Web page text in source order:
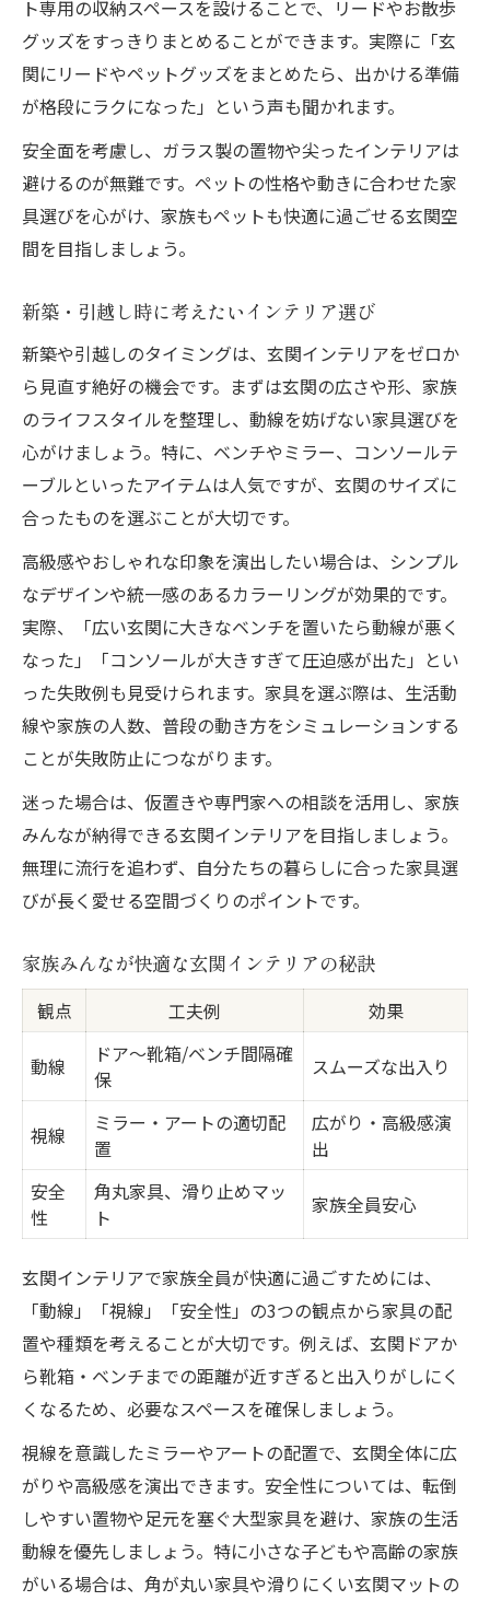
ト専用の収納スペースを設けることで、リードやお散歩
グッズをすっきりまとめることができます。実際に「玄
関にリードやペットグッズをまとめたら、出かける準備
が格段にラクになった」という声も聞かれます。
安全面を考慮し、ガラス製の置物や尖ったインテリアは
避けるのが無難です。ペットの性格や動きに合わせた家
具選びを心がけ、家族もペットも快適に過ごせる玄関空
間を目指しましょう。
新築・引越し時に考えたいインテリア選び
新築や引越しのタイミングは、玄関インテリアをゼロか
ら見直す絶好の機会です。まずは玄関の広さや形、家族
のライフスタイルを整理し、動線を妨げない家具選びを
心がけましょう。特に、ベンチやミラー、コンソールテ
ーブルといったアイテムは人気ですが、玄関のサイズに
合ったものを選ぶことが大切です。
高級感やおしゃれな印象を演出したい場合は、シンプル
なデザインや統一感のあるカラーリングが効果的です。
実際、「広い玄関に大きなベンチを置いたら動線が悪く
なった」「コンソールが大きすぎて圧迫感が出た」とい
った失敗例も見受けられます。家具を選ぶ際は、生活動
線や家族の人数、普段の動き方をシミュレーションする
ことが失敗防止につながります。
迷った場合は、仮置きや専門家への相談を活用し、家族
みんなが納得できる玄関インテリアを目指しましょう。
無理に流行を追わず、自分たちの暮らしに合った家具選
びが長く愛せる空間づくりのポイントです。
家族みんなが快適な玄関インテリアの秘訣
観点 工夫例 効果
動線
ドア〜靴箱/ベンチ間隔確
保
スムーズな出入り
視線
ミラー・アートの適切配
置
広がり・高級感演
出
安全
性
角丸家具、滑り止めマッ
ト
家族全員安心
玄関インテリアで家族全員が快適に過ごすためには、
「動線」「視線」「安全性」の3つの観点から家具の配
置や種類を考えることが大切です。例えば、玄関ドアか
ら靴箱・ベンチまでの距離が近すぎると出入りがしにく
くなるため、必要なスペースを確保しましょう。
視線を意識したミラーやアートの配置で、玄関全体に広
がりや高級感を演出できます。安全性については、転倒
しやすい置物や足元を塞ぐ大型家具を避け、家族の生活
動線を優先しましょう。特に小さな子どもや高齢の家族
がいる場合は、角が丸い家具や滑りにくい玄関マットの